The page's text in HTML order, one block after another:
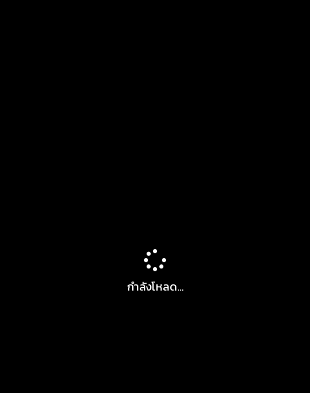
กำลังโหลด...